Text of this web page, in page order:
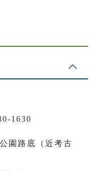
1630
園路底（近考古